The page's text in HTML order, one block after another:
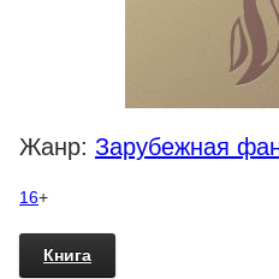
Жанр: Зарубежная
16+
Книга